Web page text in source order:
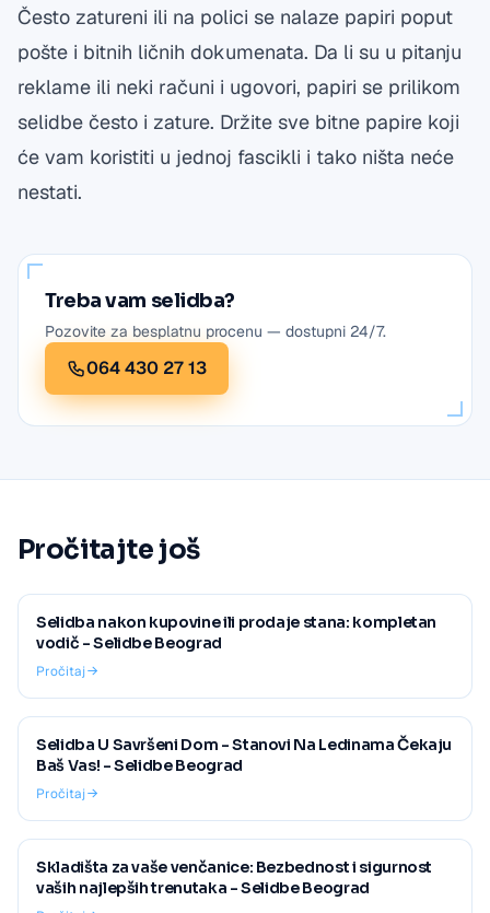
Često zatureni ili na polici se nalaze papiri poput
pošte i bitnih ličnih dokumenata. Da li su u pitanju
reklame ili neki računi i ugovori, papiri se prilikom
selidbe često i zature. Držite sve bitne papire koji
će vam koristiti u jednoj fascikli i tako ništa neće
nestati.
Treba vam selidba?
Pozovite za besplatnu procenu — dostupni 24/7.
064 430 27 13
Pročitajte još
Selidba nakon kupovine ili prodaje stana: kompletan
vodič - Selidbe Beograd
Pročitaj
Selidba U Savršeni Dom - Stanovi Na Ledinama Čekaju
Baš Vas! - Selidbe Beograd
Pročitaj
Skladišta za vaše venčanice: Bezbednost i sigurnost
vaših najlepših trenutaka - Selidbe Beograd